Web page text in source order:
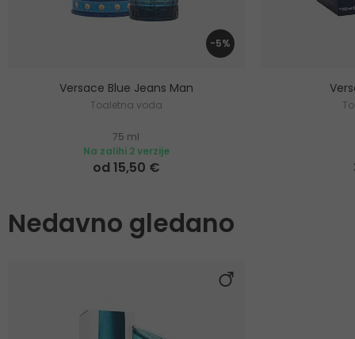
-5%
Versace Blue Jeans Man
Toaletna voda
75 ml
Na zalihi 2 verzije
od 15,50 €
Nedavno gledano